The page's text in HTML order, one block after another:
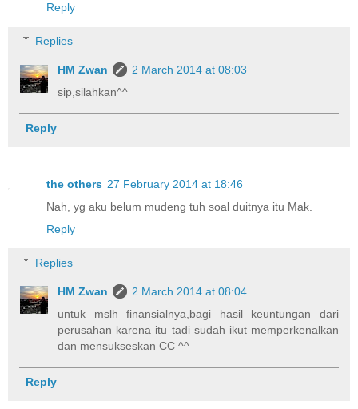
Reply
Replies
HM Zwan
2 March 2014 at 08:03
sip,silahkan^^
Reply
the others 27 February 2014 at 18:46
Nah, yg aku belum mudeng tuh soal duitnya itu Mak.
Reply
Replies
HM Zwan
2 March 2014 at 08:04
untuk mslh finansialnya,bagi hasil keuntungan dari
perusahan karena itu tadi sudah ikut memperkenalkan
dan mensukseskan CC ^^
Reply